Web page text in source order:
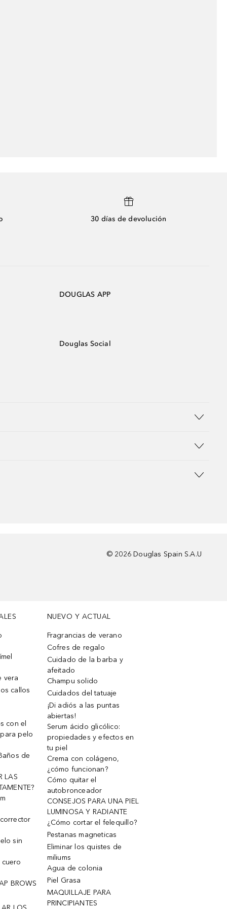
30 días de devolución
DOUGLAS APP
Douglas Social
© 2026 Douglas Spain S.A.U
vera
callos
con el
pelo
de
LAS
sin
cuero
BROWS
NUEVO Y ACTUAL
Fragrancias de verano
Cofres de regalo
Cuidado de la barba y
afeitado
Champu solido
Cuidados del tatuaje
¡Di adiós a las puntas
abiertas!
Serum ácido glicólico:
propiedades y efectos en
tu piel
Crema con colágeno,
¿cómo funcionan?
Cómo quitar el
autobronceador
CONSEJOS PARA UNA PIEL
LUMINOSA Y RADIANTE
¿Cómo cortar el felequillo?
Pestanas magneticas
Eliminar los quistes de
miliums
Agua de colonia
Piel Grasa
MAQUILLAJE PARA
PRINCIPIANTES